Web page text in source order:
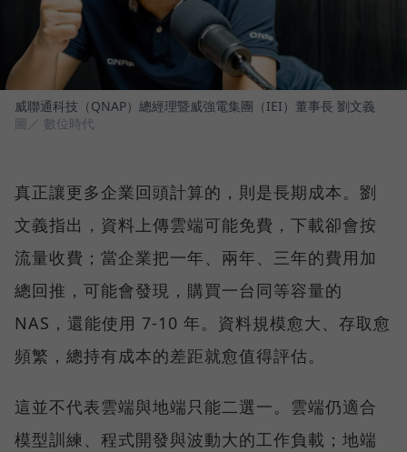
威聯通科技（QNAP）總經理暨威強電集團（IEI）董事長 劉文義
圖／ 數位時代
真正讓更多企業回頭計算的，則是長期成本。劉
文義指出，資料上傳雲端可能免費，下載卻會按
流量收費；當企業把一年、兩年、三年的費用加
總回推，可能會發現，購買一台同等容量的
NAS，還能使用 7-10 年。資料規模愈大、存取愈
頻繁，總持有成本的差距就愈值得評估。
這並不代表雲端與地端只能二選一。雲端仍適合
模型訓練、程式開發與波動大的工作負載；地端